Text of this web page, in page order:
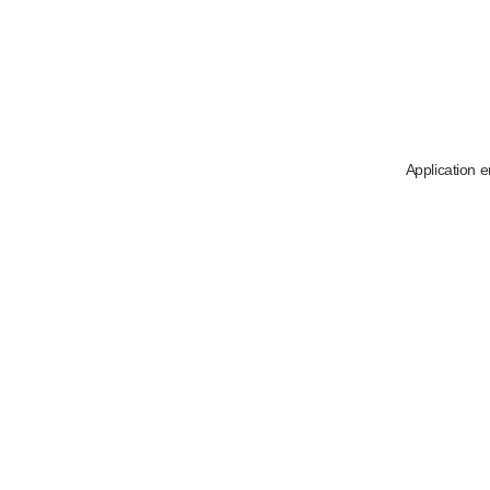
Application